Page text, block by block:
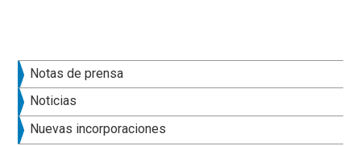
Barra
lateral
principal
Notas de prensa
Noticias
Nuevas incorporaciones